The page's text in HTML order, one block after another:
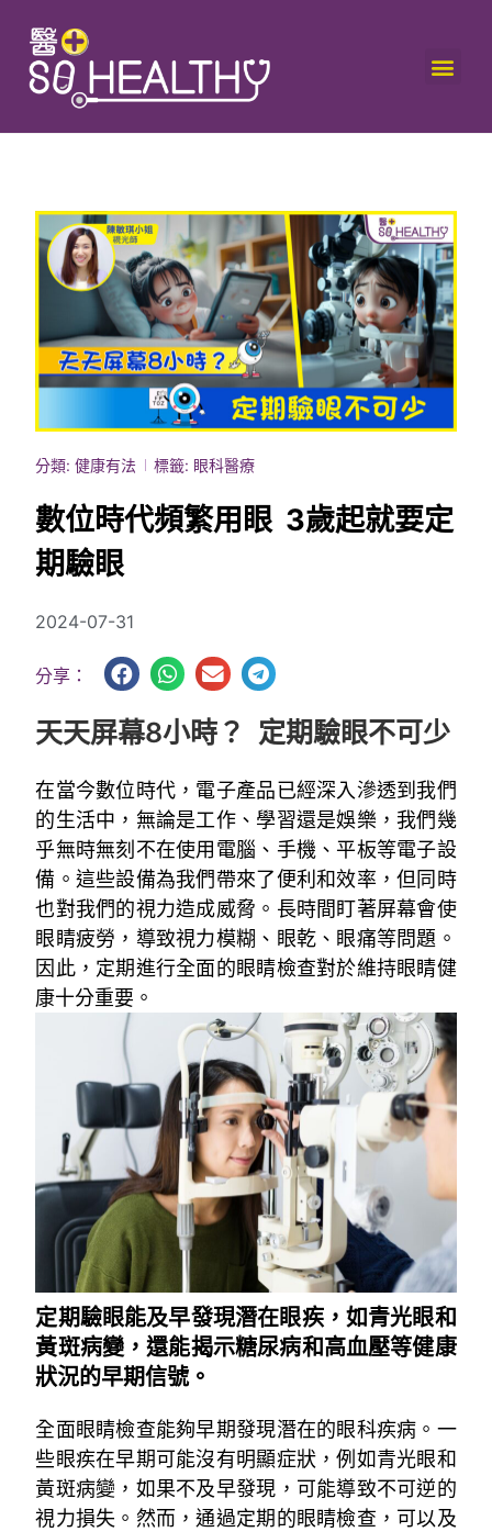
分類: 健康有法 標籤: 眼科醫療
數位時代頻繁用眼 3歲起就要定
期驗眼
2024-07-31
分享：
天天屏幕8小時？ 定期驗眼不可少
在當今數位時代，電子產品已經深入滲透到我們
的生活中，無論是工作、學習還是娛樂，我們幾
乎無時無刻不在使用電腦、手機、平板等電子設
備。這些設備為我們帶來了便利和效率，但同時
也對我們的視力造成威脅。長時間盯著屏幕會使
眼睛疲勞，導致視力模糊、眼乾、眼痛等問題。
因此，定期進行全面的眼睛檢查對於維持眼睛健
康十分重要。
定期驗眼能及早發現潛在眼疾，如青光眼和
黃斑病變，還能揭示糖尿病和高血壓等健康
狀況的早期信號。
全面眼睛檢查能夠早期發現潛在的眼科疾病。一
些眼疾在早期可能沒有明顯症狀，例如青光眼和
黃斑病變，如果不及早發現，可能導致不可逆的
視力損失。然而，通過定期的眼睛檢查，可以及